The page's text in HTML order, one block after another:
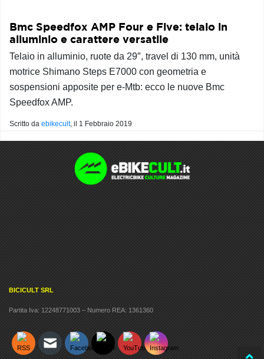
CONTATTI
PRIVACY
POLICY
Bmc Speedfox AMP Four e Five: telaio in
alluminio e carattere versatile
Telaio in alluminio, ruote da 29″, travel di 130 mm, unità
motrice Shimano Steps E7000 con geometria e
sospensioni apposite per e-Mtb: ecco le nuove Bmc
Speedfox AMP.
Scritto da ebikecult, il 1 Febbraio 2019
BICICULT SRL
Partita Iva: 12248771003 – Numero REA: 1361360